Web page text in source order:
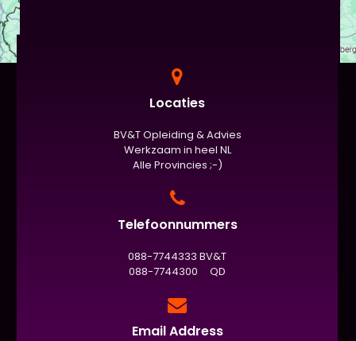
Locaties
BV&T Opleiding & Advies
Werkzaam in heel NL
Alle Provincies ;-)
Telefoonnummers
088-7744333 BV&T
088-7744300 QD
Email Address